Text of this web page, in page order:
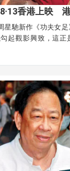
香港上映
星馳新作《功夫女
起觀影興致，這正